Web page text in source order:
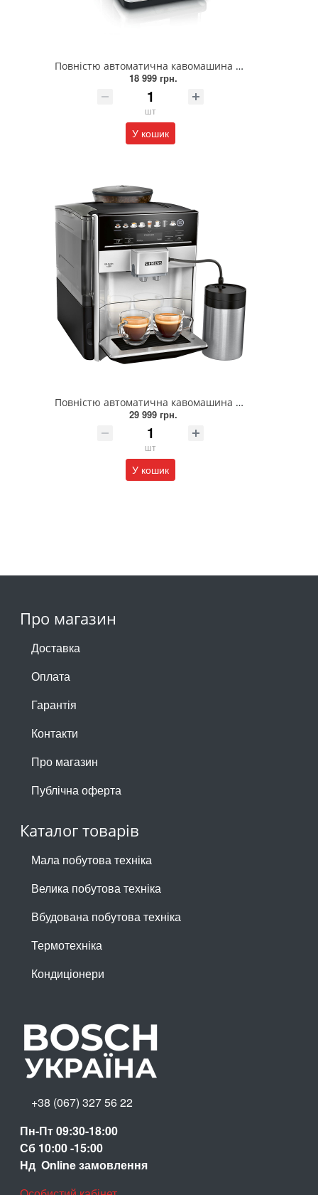
Повністю автоматична кавомашина SIEMENS TP511R01
18 999 грн.
шт
У кошик
Повністю автоматична кавомашина SIEMENS TE653M11RW
29 999 грн.
шт
У кошик
Про магазин
Доставка
Оплата
Гарантія
Контакти
Про магазин
Публічна оферта
Каталог товарів
Мала побутова техніка
Велика побутова техніка
Вбудована побутова техніка
Термотехніка
Кондиціонери
+38 (067) 327 56 22
Пн-Пт 09:30-18:00
Сб 10:00 -15:00
Нд Online замовлення